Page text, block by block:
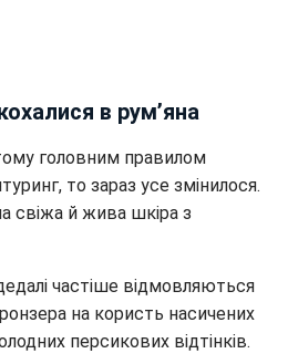
в рум’яна
головним правилом
то зараз усе змінилося.
свіжа й жива шкіра з
частіше відмовляються
на користь насичених
персикових відтінків.